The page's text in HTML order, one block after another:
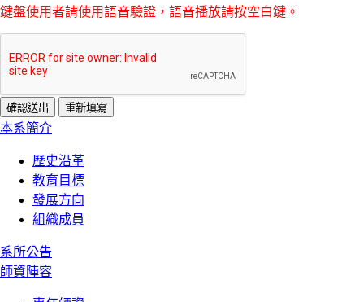
鍵盤使用者請使用語音驗證，語音播放請按空白鍵。
:::
本系簡介
歷史沿革
教育目標
發展方向
組織成員
系所公告
師資陣容